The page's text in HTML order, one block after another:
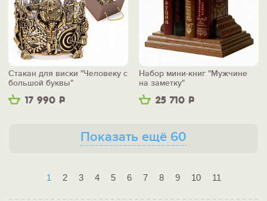
17 990 Р
Стакан для виски "Человеку с
большой буквы"
25 710 Р
Набор мини-книг "Мужчине
на заметку"
Показать ещё 60
1 2 3 4 5 6 7 8 9 10 11